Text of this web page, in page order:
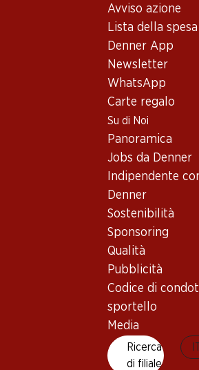
Avviso azione
Lista della spesa
Denner App
Newsletter
WhatsApp
Carte regalo
Su di Noi
Panoramica
Jobs da Denner
Indipendente
Denner
Sostenibilità
Sponsoring
Qualità
Pubblicità
Codice di
sportello
Media
Ricerca
di filiale
Vino rosso_old
Maturità di beva
Temperatura di beva
Impronta di CO2